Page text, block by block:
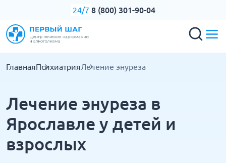
24/7 8 (800) 301-90-04
ГлавнаяПсихиатрияЛечение энуреза
Лечение энуреза в
Ярославле у детей и
взрослых